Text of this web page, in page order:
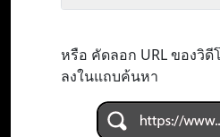
หรือ คัดลอก URL ของวิ
ลงในแถบค้นหา